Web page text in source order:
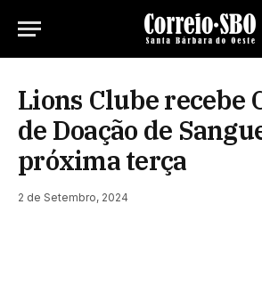
Lions Clube recebe
de Doação de
próxima terça
2 de Setembro, 2024